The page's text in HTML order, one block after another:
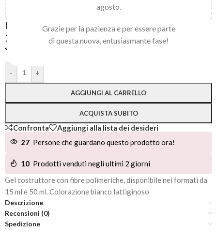
agosto.
Grazie per la pazienza e per essere parte
di questa nuova, entusiasmante fase!
POLY FIBER GEL MILKY WHITE 15ML
19,90
- +
AGGIUNGI AL CARRELLO
ACQUISTA SUBITO
Alternative:
Confronta
Aggiungi alla lista dei desideri
27 Persone che guardano questo prodotto ora!
10 Prodotti venduti negli ultimi 2 giorni
Gel costruttore con fibre polimeriche, disponibile nei formati da
15 ml e 50 ml. Colorazione bianco lattiginoso
Descrizione
Recensioni (0)
Spedizione